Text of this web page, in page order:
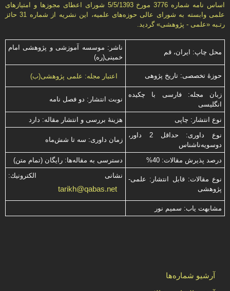
اساس نامه شماره 3776 مورخ 5/5/1393 شورای اعطای مجوزها و امتيازهای
علمی وابسته به شورای عالی حوزه‌های علميه، اين نشريه از شماره 31 حائز
رتـبه «علمی - پژوهشی» گرديد.
محل چاپ: ایران، قم
ناشر: موسسه آموزشی و پژوهشی امام
خمینی(ره)
حوزۀ تخصصی: تاریخ پژوهی اعتبار مجله: علمی پژوهشی(ب)
زبان مجله: فارسی با چكیده
انگلیسی
نوبت انتشار: دو فصل نامه
نوع انتشار: چاپی
هزینۀ بررسی و انتشار مقاله: دارد
نوع داوری: حداقل 2 داور،
دوسویه‌ناشناس
زمان داوری: سه تا شش‌ماه
درصد پذیرش مقالات: 40% دسترسی به مقاله‌ها: رایگان (تمام متن)
نوع مقالات: قابل انتشار: علمی-
پژوهشی
نشانی الكترونیك:
tarikh@qabas.net
مشابهت ياب: سميم نور
آرشیو شماره‌ها